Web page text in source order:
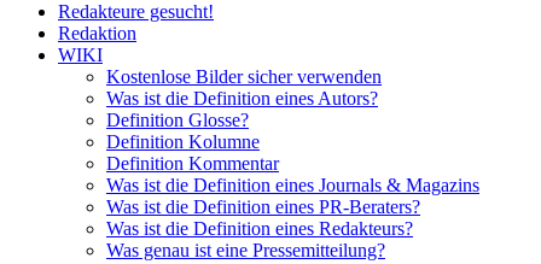
Redakteure gesucht!
Redaktion
WIKI
Kostenlose Bilder sicher verwenden
Was ist die Definition eines Autors?
Definition Glosse?
Definition Kolumne
Definition Kommentar
Was ist die Definition eines Journals & Magazins
Was ist die Definition eines PR-Beraters?
Was ist die Definition eines Redakteurs?
Was genau ist eine Pressemitteilung?